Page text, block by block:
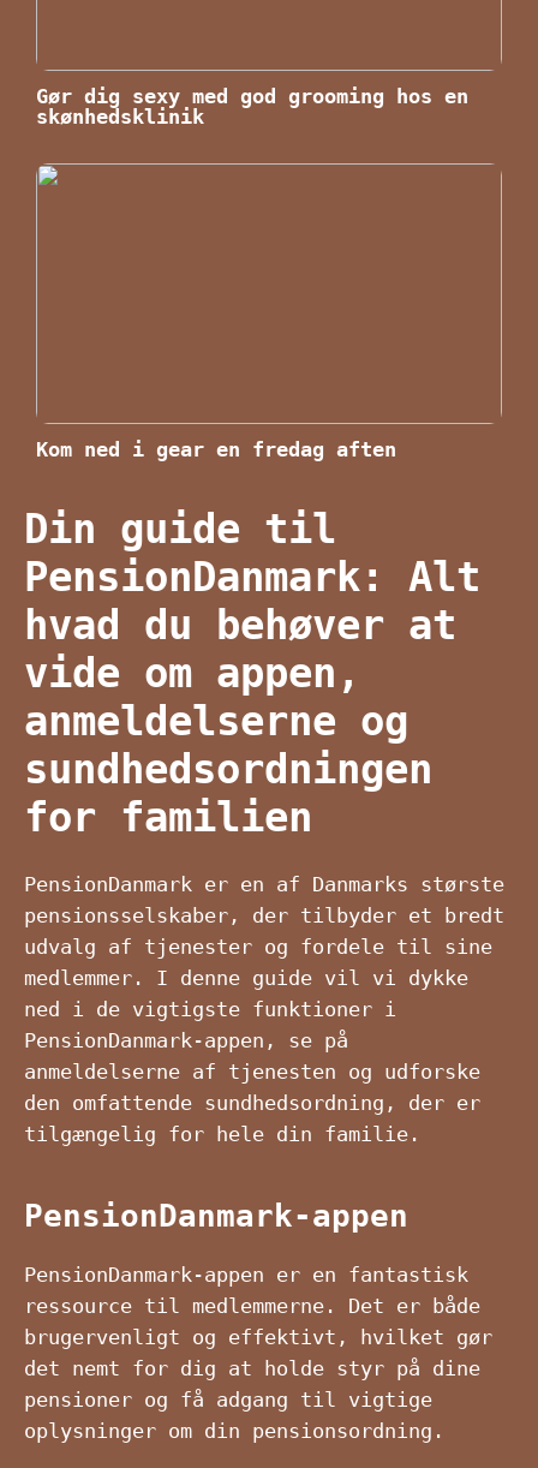
Gør dig sexy med god grooming hos en
skønhedsklinik
Kom ned i gear en fredag aften
Din guide til
PensionDanmark: Alt
hvad du behøver at
vide om appen,
anmeldelserne og
sundhedsordningen
for familien
PensionDanmark er en af ​​Danmarks største
pensionsselskaber, der tilbyder et bredt
udvalg af tjenester og fordele til sine
medlemmer. I denne guide vil vi dykke
ned i de vigtigste funktioner i
PensionDanmark-appen, se på
anmeldelserne af tjenesten og udforske
den omfattende sundhedsordning, der er
tilgængelig for hele din familie.
PensionDanmark-appen
PensionDanmark-appen er en fantastisk
ressource til medlemmerne. Det er både
brugervenligt og effektivt, hvilket gør
det nemt for dig at holde styr på dine
pensioner og få adgang til vigtige
oplysninger om din pensionsordning.